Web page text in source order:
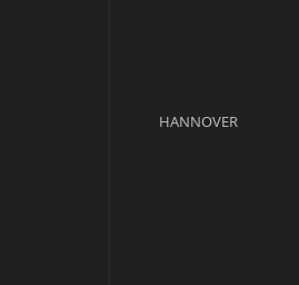
HANNOVER